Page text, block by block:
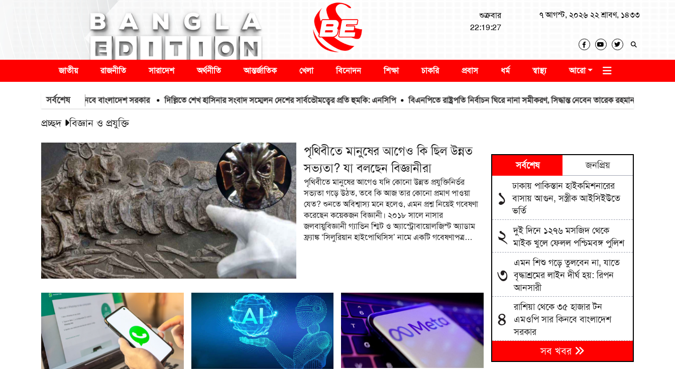
শুক্রবার
22:19:28
৭ আগস্ট, ২০২৬ ২২ শ্রাবণ, ১৪৩৩
জাতীয় রাজনীতি সারাদেশ অর্থনীতি আন্তর্জাতিক খেলা বিনোদন শিক্ষা চাকরি প্রবাস ধর্ম স্বাস্থ্য আরো
সর্বশেষ
এমওপি সার কিনবে বাংলাদেশ সরকার দিল্লিতে শেখ হাসিনার সংবাদ সম্মেলন দেশের সার্বভৌমত্বের প্রতি হুমকি: এনসিপি বিএনপিতে রাষ্ট্রপতি নির্বাচন ঘিরে নানা সমীকরণ, সিদ্ধান্ত নেবেন তারেক রহমান জাতীয়
প্রচ্ছদ বিজ্ঞান ও প্রযুক্তি
পৃথিবীতে মানুষের আগেও কি ছিল উন্নত
সভ্যতা? যা বলছেন বিজ্ঞানীরা
পৃথিবীতে মানুষের আগেও যদি কোনো উন্নত প্রযুক্তিনির্ভর
সভ্যতা গড়ে উঠত, তবে কি আজ তার কোনো প্রমাণ পাওয়া
যেত? শুনতে অবিশ্বাস্য মনে হলেও, এমন প্রশ্ন নিয়েই গবেষণা
করেছেন কয়েকজন বিজ্ঞানী। ২০১৮ সালে নাসার
জলবায়ুবিজ্ঞানী গ্যাভিন শ্মিট ও অ্যাস্ট্রোবায়োলজিস্ট অ্যাডাম
ফ্র্যাঙ্ক ‘সিলুরিয়ান হাইপোথিসিস’ নামে একটি গবেষণাপত্র…
সর্বশেষ জনপ্রিয়
১
ঢাকায় পাকিস্তান হাইকমিশনারের
বাসায় আগুন, সস্ত্রীক আইসিইউতে
ভর্তি
২ দুই দিনে ১২৭৬ মসজিদ থেকে
মাইক খুলে ফেলল পশ্চিমবঙ্গ পুলিশ
৩
এমন শিশু গড়ে তুলবেন না, যাতে
বৃদ্ধাশ্রমের লাইন দীর্ঘ হয়: রিপন
আনসারী
৪
রাশিয়া থেকে ৩৫ হাজার টন
এমওপি সার কিনবে বাংলাদেশ
সরকার
৫
দিল্লিতে শেখ হাসিনার সংবাদ
সম্মেলন দেশের সার্বভৌমত্বের প্রতি
সব খবর